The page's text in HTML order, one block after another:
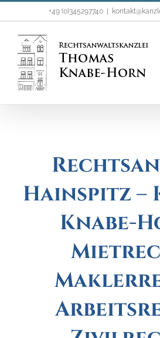
Inhalt
springen
+49 (0)345297740
Hainspitz –
Knabe-